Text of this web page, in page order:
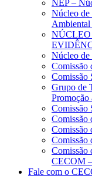
NEP –
Núcleo
Núcleo de
Comissão
Comissão
Grupo de
Promoção
Comissão
Comissão
Comissão
Comissão
Comissão
CECOM
Fale com o